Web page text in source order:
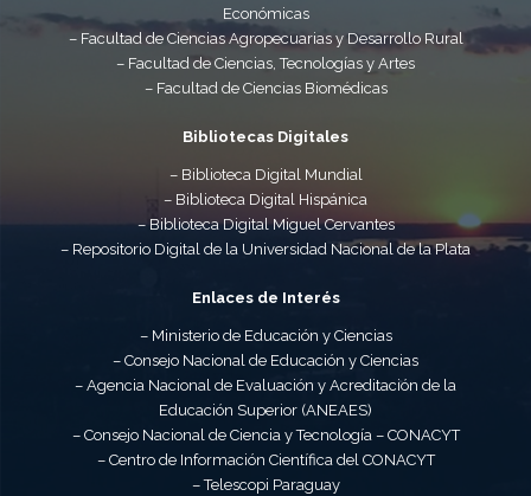
Económicas
– Facultad de Ciencias Agropecuarias y Desarrollo Rural
– Facultad de Ciencias, Tecnologías y Artes
– Facultad de Ciencias Biomédicas
Bibliotecas Digitales
– Biblioteca Digital Mundial
– Biblioteca Digital Hispánica
– Biblioteca Digital Miguel Cervantes
– Repositorio Digital de la Universidad Nacional de la Plata
Enlaces de Interés
– Ministerio de Educación y Ciencias
– Consejo Nacional de Educación y Ciencias
– Agencia Nacional de Evaluación y Acreditación de la
Educación Superior (ANEAES)
– Consejo Nacional de Ciencia y Tecnología – CONACYT
– Centro de Información Científica del CONACYT
– Telescopi Paraguay